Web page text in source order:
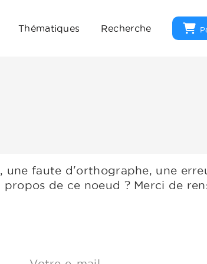
Thématiques Recherche
une faute d'orthographe, une
de ce noeud ? Merci de